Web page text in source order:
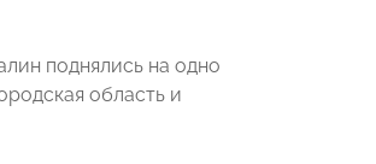
поднялись на одно
область и